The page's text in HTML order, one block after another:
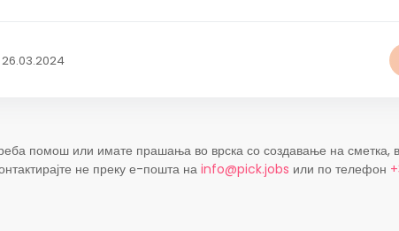
26.03.2024
помош или имате прашања во врска со создавање на сметка,
не преку е-пошта на info@pick.jobs или по телефон